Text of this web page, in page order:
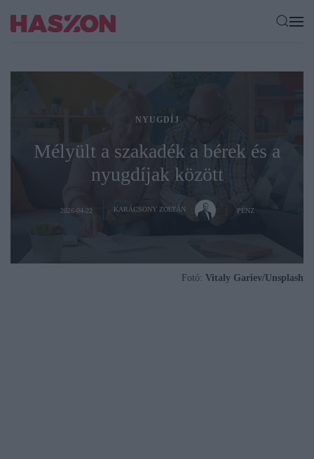
NYUGDÍJ
Mélyült a szakadék a bérek és a
nyugdíjak között
2026-04-22 KARÁCSONY ZOLTÁN PÉNZ
Fotó: Vitaly Gariev/Unsplash